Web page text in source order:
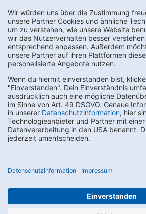
Newsletter
Kontakt
FAQs
Karriere
Datenschutz
Compliance